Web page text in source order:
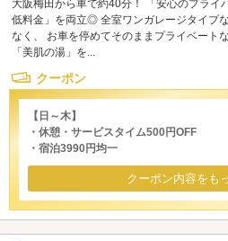
大阪梅田から車で約40分！ 「安心のプライ
低料金」を両立◎ 全室ワンガレージタイプ
なく、 お車を停めてそのままプライベート
「美肌の湯」を...
クーポン
【日～木】
・休憩・サービスタイム500円OFF
・宿泊3990円均一
クーポン内容をも